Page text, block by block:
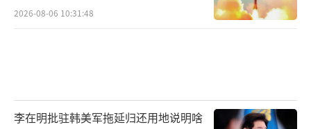
2026-08-06 10:31:48
李在明批驻韩美军拖延归还用地说明啥